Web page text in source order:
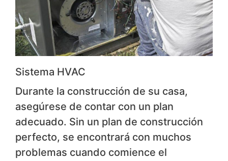
Sistema HVAC
Durante la construcción de su casa,
asegúrese de contar con un plan
adecuado. Sin un plan de construcción
perfecto, se encontrará con muchos
problemas cuando comience el